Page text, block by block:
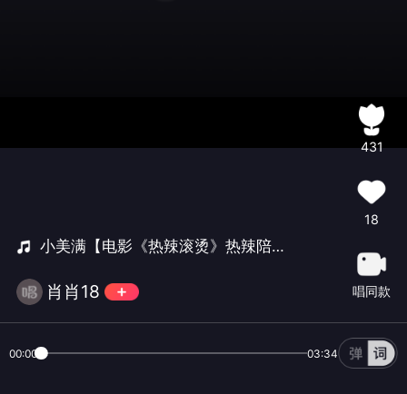
小美满【电影《热辣滚烫》热辣陪伴曲】
肖肖18
431
18
唱同款
00:00 03:34